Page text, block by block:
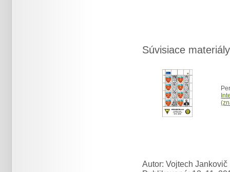
Súvisiace
Autor: Vojtech Jankovič